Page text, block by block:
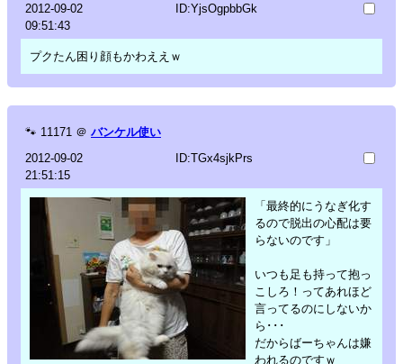
2012-09-02
09:51:43
ID:YjsOgpbbGk
プクたん困り顔もかわええｗ
🐾 11171 ＠ バンケル使い
2012-09-02
21:51:15
ID:TGx4sjkPrs
「最終的にうなぎ化す
るので脱出の心配は要
らないのです」
いつも足も持って抱っ
こしろ！ってあれほど
言ってるのにしないか
ら･･･
だからばーちゃんは嫌
われるのですｗ